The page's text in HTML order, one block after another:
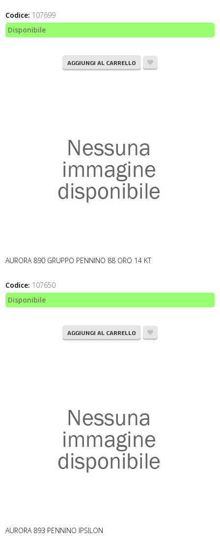
Codice: 107699
Disponibile
AGGIUNGI AL CARRELLO
AURORA 890 GRUPPO PENNINO 88 ORO 14 KT
Codice: 107650
Disponibile
AGGIUNGI AL CARRELLO
AURORA 893 PENNINO IPSILON